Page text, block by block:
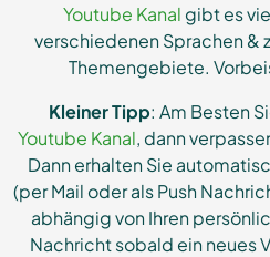
Youtube Kanal gibt es
verschiedenen Sprachen &
Themengebiete.
Kleiner Tipp: Am Besten
Youtube Kanal, dann
Dann erhalten Sie
(per Mail oder als Push
abhängig von Ihren
Nachricht sobald ein neues